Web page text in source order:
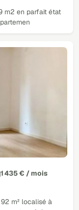
m2 en parfait état
1 435 € / mois
m² localisé à